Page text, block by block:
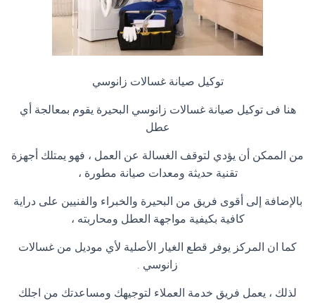
توكيل صيانة غسالات زانوسي
هنا فى توكيل صيانة غسالات زانوسي البحيرة يقوم بمعالجة أي
عطل
من الممكن أن يؤدي لتوقف الغسالة عن العمل ، فهو يمتلك أجهزة
تقنية حديثة ومعدات صيانة مطورة ،
بالإضافة إلى أقوى فريق من البحيرة والخبراء والفنيين على دراية
كافية بكيفية مواجهة العطل ومحاربته ،
كما ان المركز يوفر قطع الغيار الأصلية لأي موديل من غسالات
زانوسي .
لذلك ، يعمل فريق خدمة العملاء لتوجيهك ومساعدتك من اجلك